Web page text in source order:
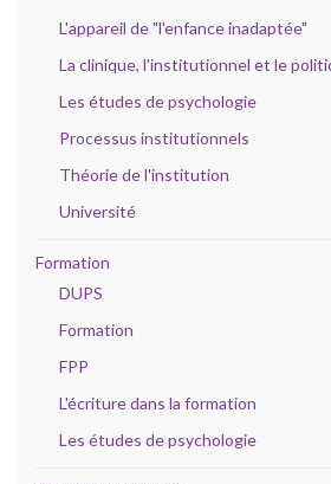
L'appareil de "l'enfance inadaptée"
La clinique, l'institutionnel et le
Les études de psychologie
Processus institutionnels
Théorie de l'institution
Université
Formation
DUPS
Formation
FPP
L'écriture dans la formation
Les études de psychologie